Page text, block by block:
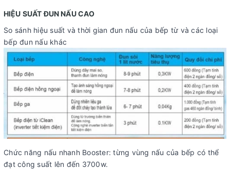
HIỆU SUẤT ĐUN NẤU CAO
So sánh hiệu suất và thời gian đun nấu của bếp từ và các loại
bếp đun nấu khác
Chức năng nấu nhanh Booster: từng vùng nấu của bếp có thể
đạt công suất lên đến 3700w.